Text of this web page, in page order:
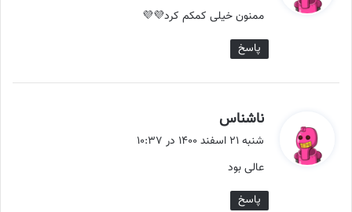
:
ممنون خیلی کمکم کرد💜💜
پاسخ
ناشناس
ف
شنبه ۲۱ اسفند ۱۴۰۰ در ۱۰:۳۷
عالی بود
پاسخ